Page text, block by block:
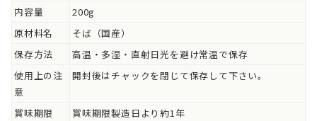
内容量
200g
原材料名
そば（国産）
保存方法
高温・多湿・直射日光を避け常温で保存
使用上の注
意
開封後はチャックを閉じて保存して下さい。
賞味期限
賞味期限製造日より約1年